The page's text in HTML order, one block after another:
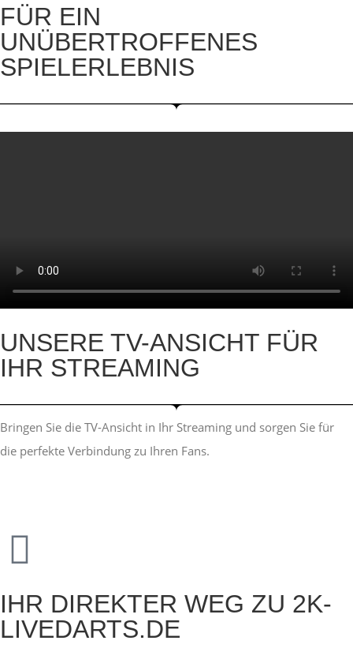
FÜR EIN
UNÜBERTROFFENES
SPIELERLEBNIS
UNSERE TV-ANSICHT FÜR
IHR STREAMING
Bringen Sie die TV-Ansicht in Ihr Streaming und sorgen Sie für
die perfekte Verbindung zu Ihren Fans.
IHR DIREKTER WEG ZU 2K-
LIVEDARTS.DE